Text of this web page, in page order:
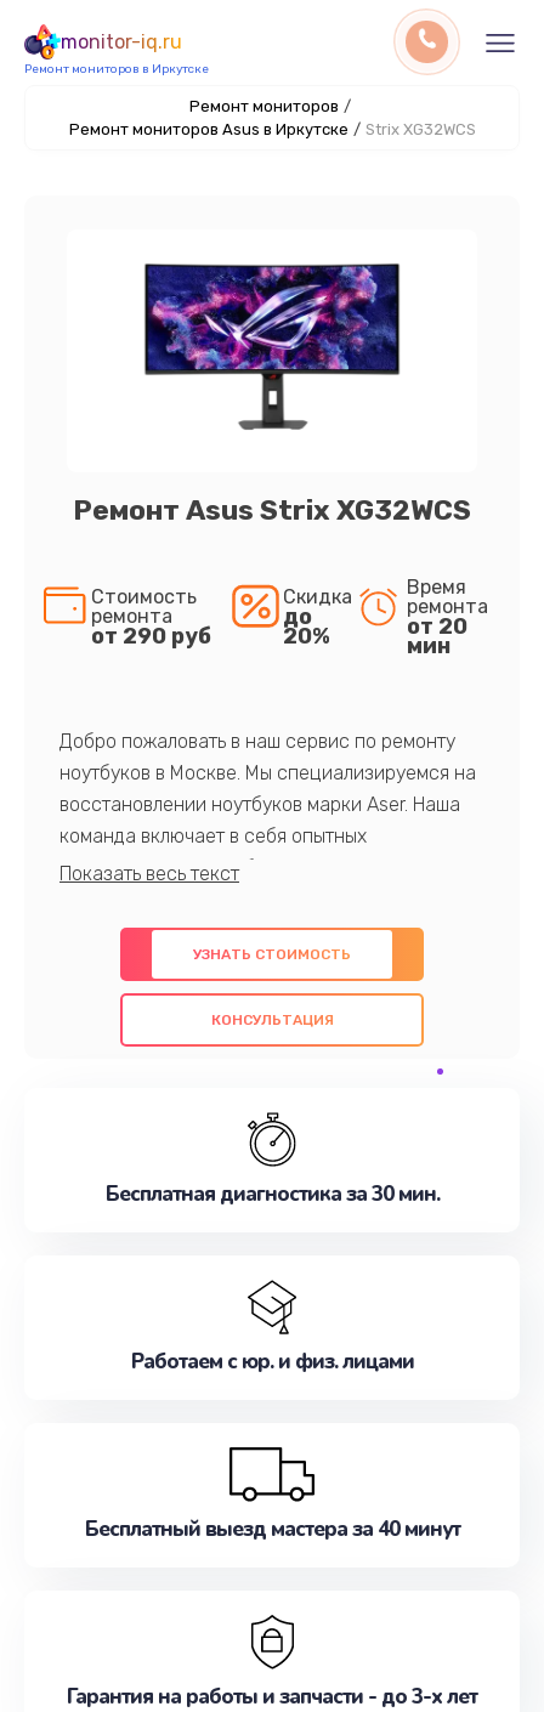
monitor-iq.ru
Ремонт мониторов в Иркутске
Ремонт мониторов /
Ремонт мониторов Asus в Иркутске / Strix XG32WCS
Ремонт Asus Strix XG32WCS
Стоимость
ремонта
от 290 руб
Скидка
до
20%
Время
ремонта
от 20
мин
Добро пожаловать в наш сервис по ремонту
ноутбуков в Москве. Мы специализируемся на
восстановлении ноутбуков марки Aser. Наша
команда включает в себя опытных
профессионалов с обширными знаниями и
предлагаем быстрый и качественный ремонт с
использованием оригинальных компонентов, а
также гарантируем качество всех
проведенных работ. Наша цель - предоставить
наилучшим образом. Не медлите записаться на
УЗНАТЬ СТОИМОСТЬ
КОНСУЛЬТАЦИЯ
Бесплатная диагностика за 30 мин.
Работаем с юр. и физ. лицами
Бесплатный выезд мастера за 40 минут
Гарантия на работы и запчасти - до 3-х лет